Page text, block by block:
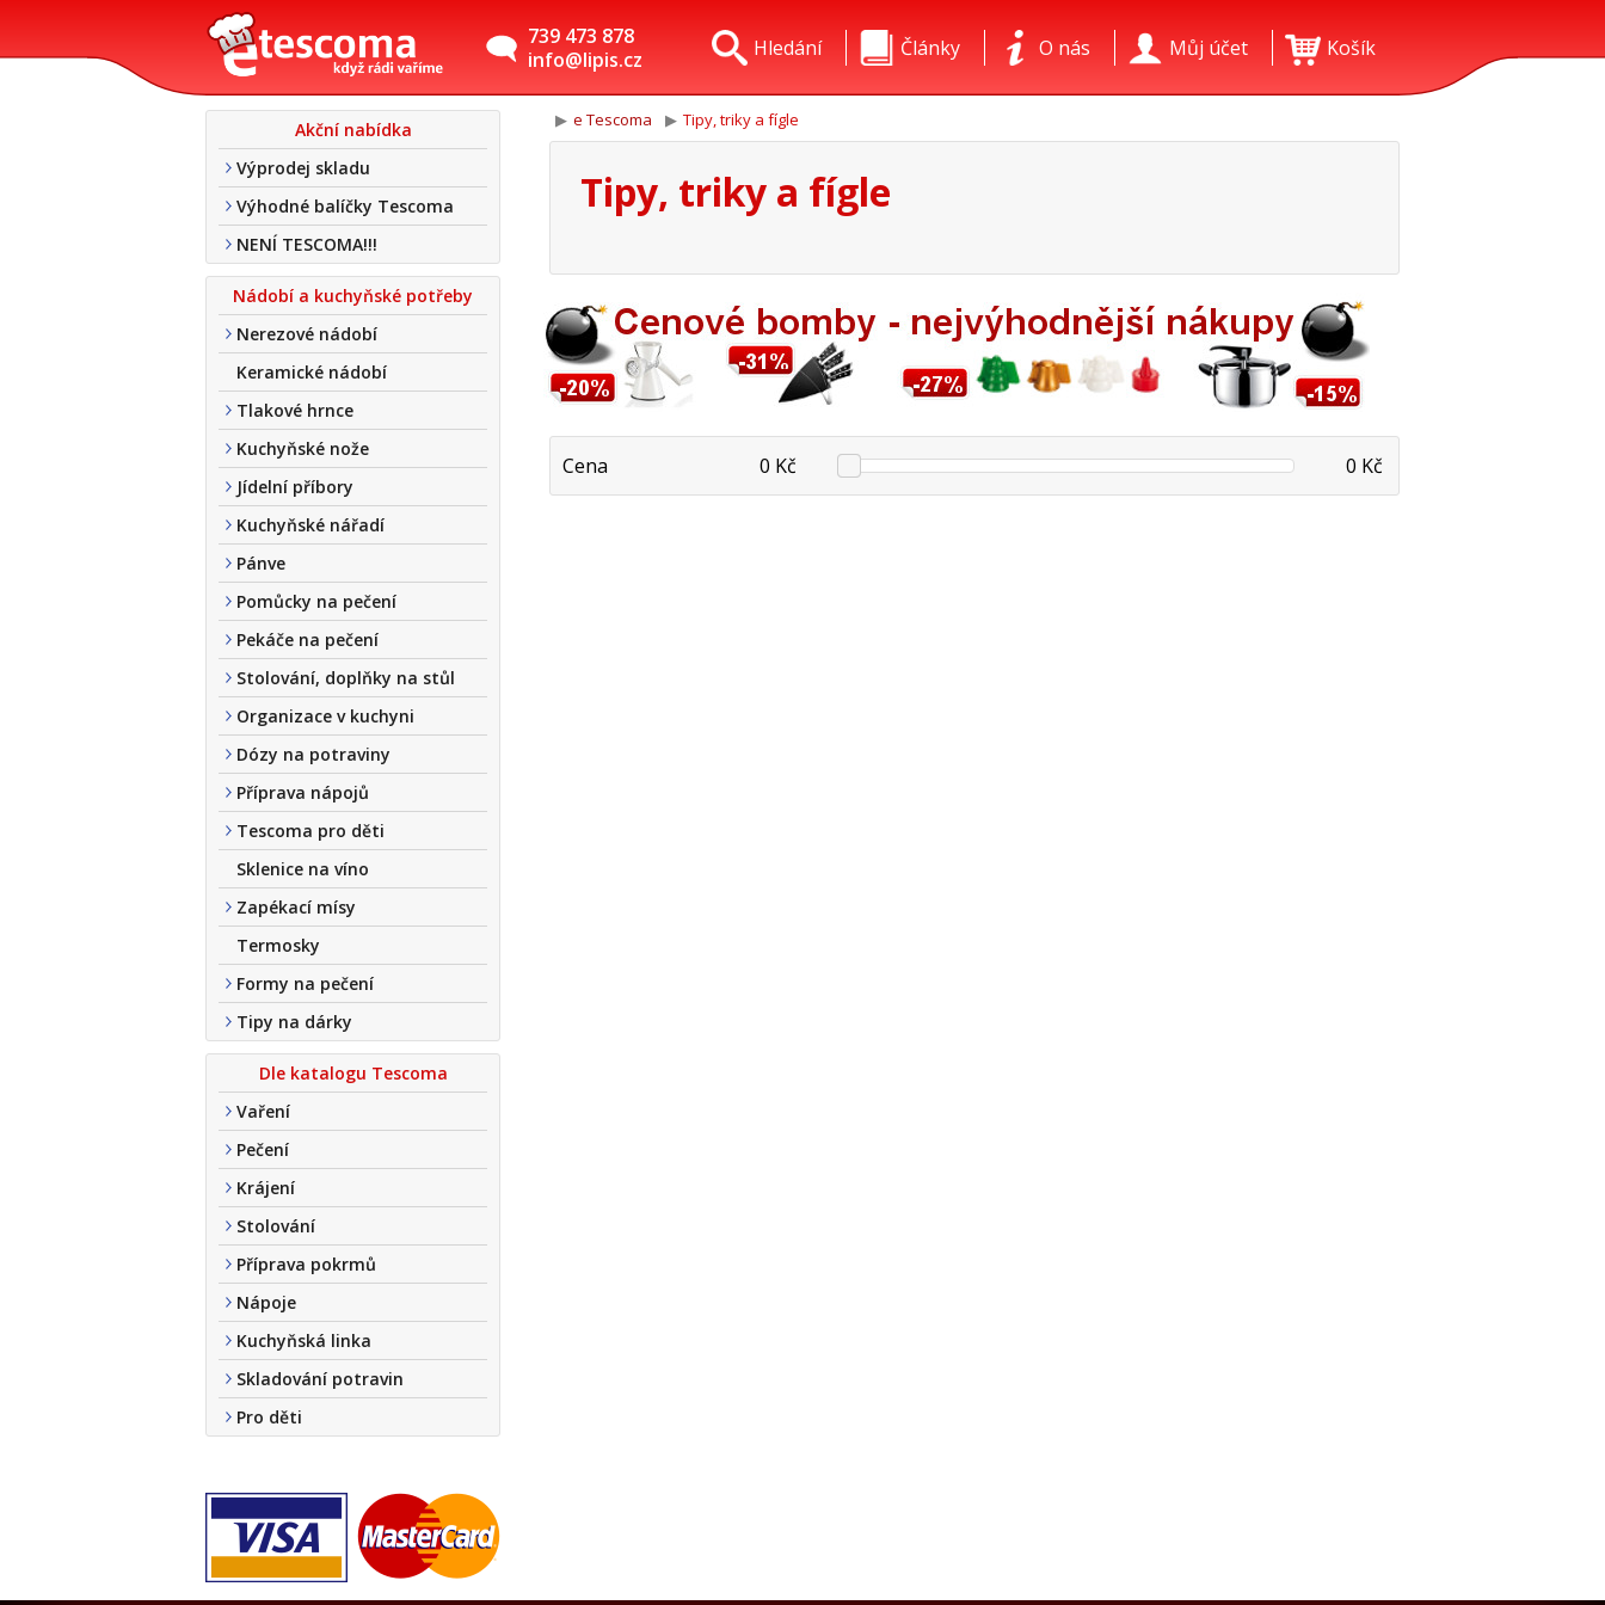
739 473 878
info@lipis.cz
Košík
Můj účet
O nás
Články
Hledání
Akční nabídka
Výprodej skladu
Výhodné balíčky Tescoma
NENÍ TESCOMA!!!
Nádobí a kuchyňské potřeby
Nerezové nádobí
Keramické nádobí
Tlakové hrnce
Kuchyňské nože
Jídelní příbory
Kuchyňské nářadí
Pánve
Pomůcky na pečení
Pekáče na pečení
Stolování, doplňky na stůl
Organizace v kuchyni
Dózy na potraviny
Příprava nápojů
Tescoma pro děti
Sklenice na víno
Zapékací mísy
Termosky
Formy na pečení
Tipy na dárky
Dle katalogu Tescoma
Vaření
Pečení
Krájení
Stolování
Příprava pokrmů
Nápoje
Kuchyňská linka
Skladování potravin
Pro děti
e Tescoma Tipy, triky a fígle
Tipy, triky a fígle
Cena 0 Kč 0 Kč